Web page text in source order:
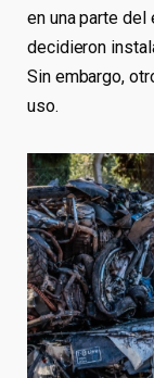
en una parte del
decidieron
Sin embargo,
uso.